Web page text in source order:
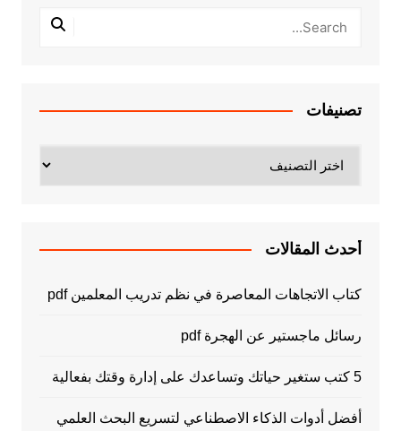
تصنيفات
أحدث المقالات
كتاب الاتجاهات المعاصرة في نظم تدريب المعلمين pdf
رسائل ماجستير عن الهجرة pdf
5 كتب ستغير حياتك وتساعدك على إدارة وقتك بفعالية
أفضل أدوات الذكاء الاصطناعي لتسريع البحث العلمي